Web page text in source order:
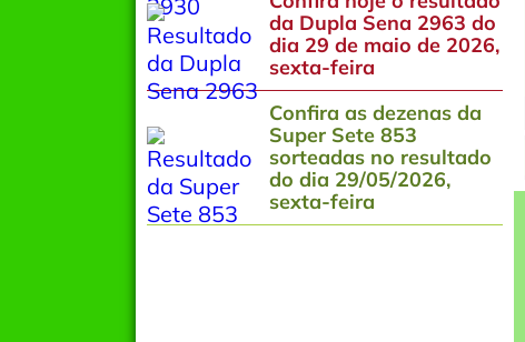
da Dupla Sena 2963 do
dia 29 de maio de 2026,
sexta-feira
Confira as dezenas da
Super Sete 853
sorteadas no resultado
do dia 29/05/2026,
sexta-feira